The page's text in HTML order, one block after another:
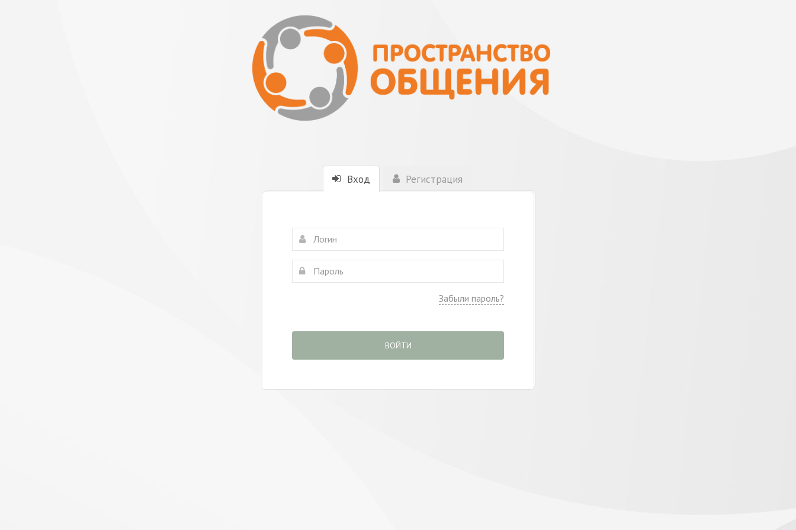
Вход Регистрация
Забыли пароль?
ВОЙТИ